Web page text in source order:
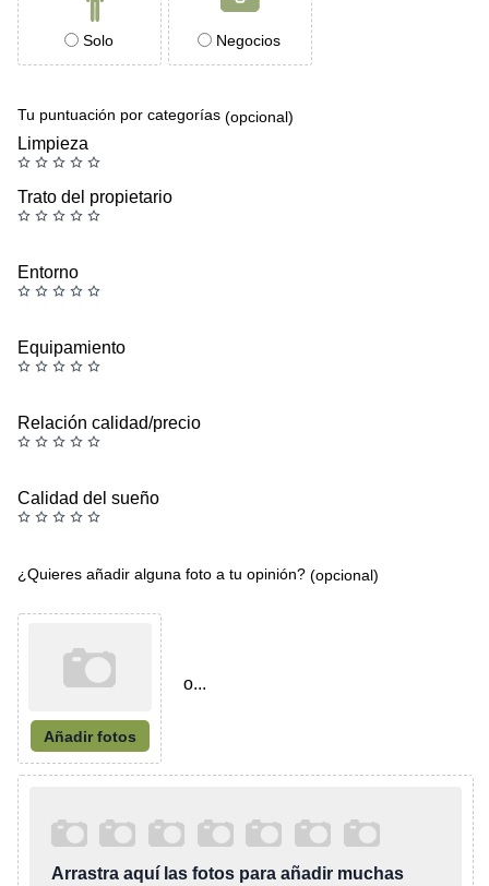
Solo Negocios
Tu puntuación por categorías (opcional)
Limpieza
Trato del propietario
Entorno
Equipamiento
Relación calidad/precio
Calidad del sueño
¿Quieres añadir alguna foto a tu opinión? (opcional)
Añadir fotos
o...
Arrastra aquí las fotos para añadir muchas